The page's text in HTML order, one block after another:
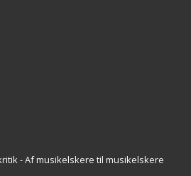
- Af musikelskere til musikelskere